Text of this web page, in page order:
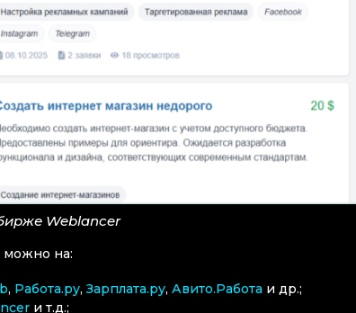
Weblancer
можно на:
, Работа.ру,Зарплата.ру,Авито.Работа и др.;
и т.д.;